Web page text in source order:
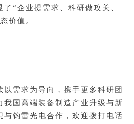
“企业提需求、科研做攻关、
价值。
以需求为导向，携手更多科研团
我国高端装备制造产业升级与新
与钧雷光电合作，欢迎拨打电话